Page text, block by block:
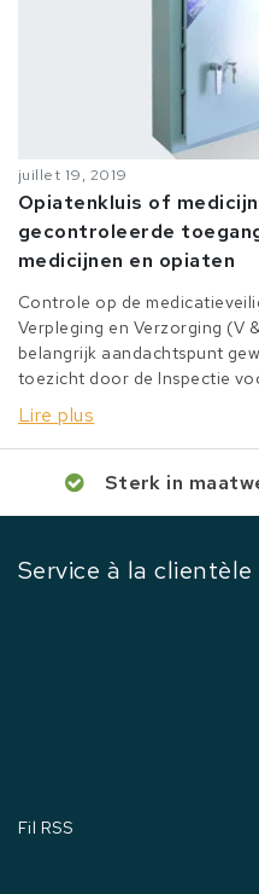
juillet 19, 2019
Opiatenkluis of
gecontroleerde
medicijnen en opiaten
Controle op de
Verpleging en Verzorging (V
belangrijk aandachtspunt
toezicht door de Inspectie
Lire plus
Sterk in
Service à la clientèle
Fil RSS